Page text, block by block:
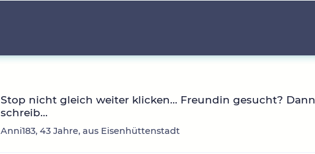
Stop nicht gleich weiter klicken... Freundin gesucht? Dann
schreib...
Anni183, 43 Jahre, aus Eisenhüttenstadt